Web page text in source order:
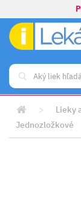
> Lieky
Jednozložkové